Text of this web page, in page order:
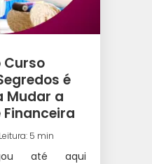
Curso
é
Mudar a
Financeira
Leitura: 5 min
até aqui